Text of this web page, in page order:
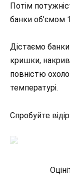
Потім
банки об’ємом
Дістаємо
кришки,
повністю
температурі.
Спробуйте